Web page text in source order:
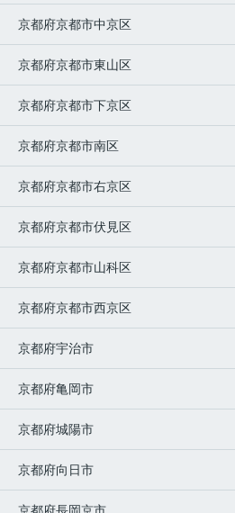
京都府京都市中京区
京都府京都市東山区
京都府京都市下京区
京都府京都市南区
京都府京都市右京区
京都府京都市伏見区
京都府京都市山科区
京都府京都市西京区
京都府宇治市
京都府亀岡市
京都府城陽市
京都府向日市
京都府長岡京市